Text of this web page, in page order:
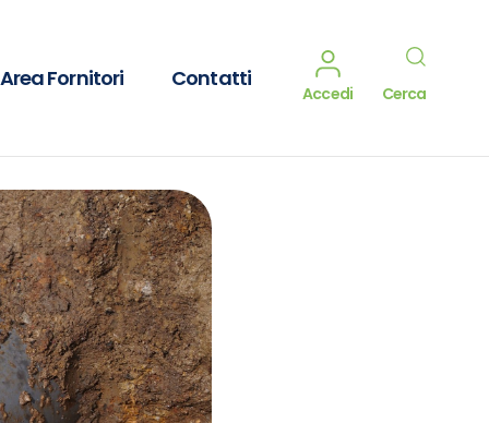
Area Fornitori Contatti
Accedi Cerca